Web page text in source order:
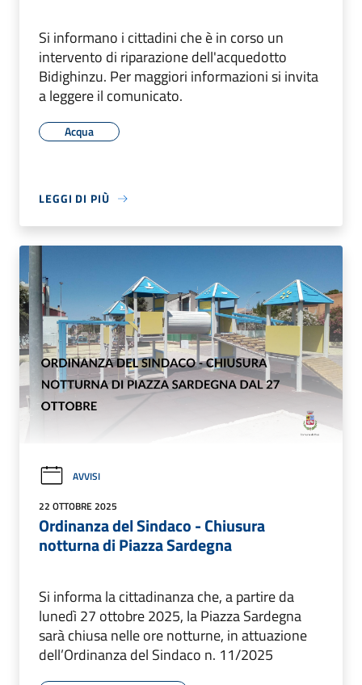
Si informano i cittadini che è in corso un
intervento di riparazione dell'acquedotto
Bidighinzu. Per maggiori informazioni si invita
a leggere il comunicato.
Acqua
LEGGI DI PIÙ
AVVISI
22 OTTOBRE 2025
Ordinanza del Sindaco - Chiusura
notturna di Piazza Sardegna
Si informa la cittadinanza che, a partire da
lunedì 27 ottobre 2025, la Piazza Sardegna
sarà chiusa nelle ore notturne, in attuazione
dell’Ordinanza del Sindaco n. 11/2025